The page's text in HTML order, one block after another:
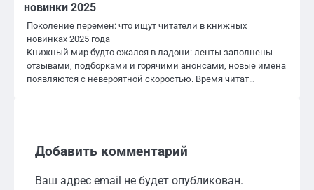
новинки 2025
Поколение перемен: что ищут читатели в книжных
новинках 2025 года
Книжный мир будто сжался в ладони: ленты заполнены
отзывами, подборками и горячими анонсами, новые имена
появляются с невероятной скоростью. Время читат…
Добавить комментарий
Ваш адрес email не будет опубликован.